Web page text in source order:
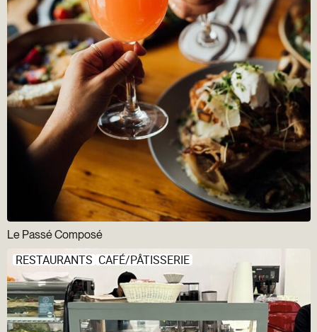
Le Passé Composé
RESTAURANTS CAFÉ/PÂTISSERIE